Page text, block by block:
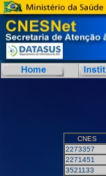
CNES
2273357
2271451
3521133